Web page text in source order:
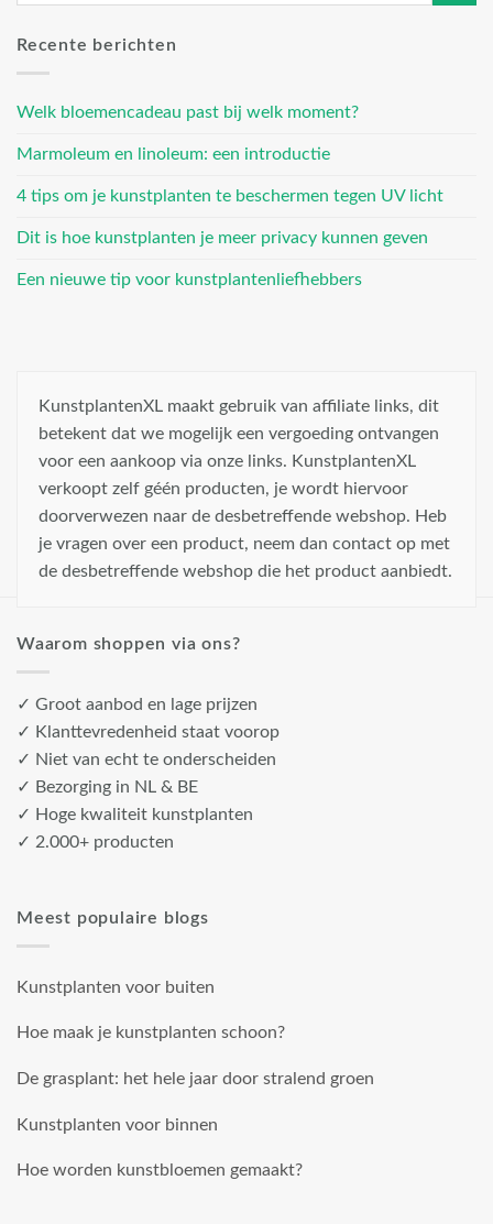
Recente berichten
Welk bloemencadeau past bij welk moment?
Marmoleum en linoleum: een introductie
4 tips om je kunstplanten te beschermen tegen UV licht
Dit is hoe kunstplanten je meer privacy kunnen geven
Een nieuwe tip voor kunstplantenliefhebbers
KunstplantenXL maakt gebruik van affiliate links, dit
betekent dat we mogelijk een vergoeding ontvangen
voor een aankoop via onze links. KunstplantenXL
verkoopt zelf géén producten, je wordt hiervoor
doorverwezen naar de desbetreffende webshop. Heb
je vragen over een product, neem dan contact op met
de desbetreffende webshop die het product aanbiedt.
Waarom shoppen via ons?
✓ Groot aanbod en lage prijzen
✓ Klanttevredenheid staat voorop
✓ Niet van echt te onderscheiden
✓ Bezorging in NL & BE
✓ Hoge kwaliteit kunstplanten
✓ 2.000+ producten
Meest populaire blogs
Kunstplanten voor buiten
Hoe maak je kunstplanten schoon?
De grasplant: het hele jaar door stralend groen
Kunstplanten voor binnen
Hoe worden kunstbloemen gemaakt?